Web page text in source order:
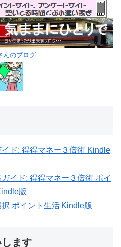
んのブログ
ド: 得得マネー３倍術 Kindle
イド: 得得マネー３倍術 ポイ
版
ポイント生活 Kindle版
ます